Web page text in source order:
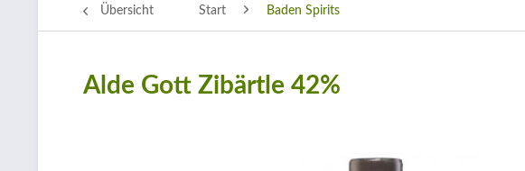
Übersicht Start Baden Spirits
Alde Gott Zibärtle 42%